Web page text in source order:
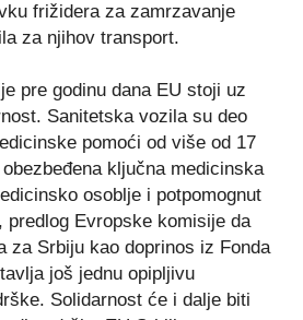
frižidera za zamrzavanje
za njihov transport.
pre godinu dana EU stoji uz
Sanitetska vozila su deo
pomoći od više od 17
ključna medicinska
osoblje i potpomognut
predlog Evropske komisije da
za Srbiju kao doprinos iz Fonda
još jednu opipljivu
Solidarnost će i dalje biti